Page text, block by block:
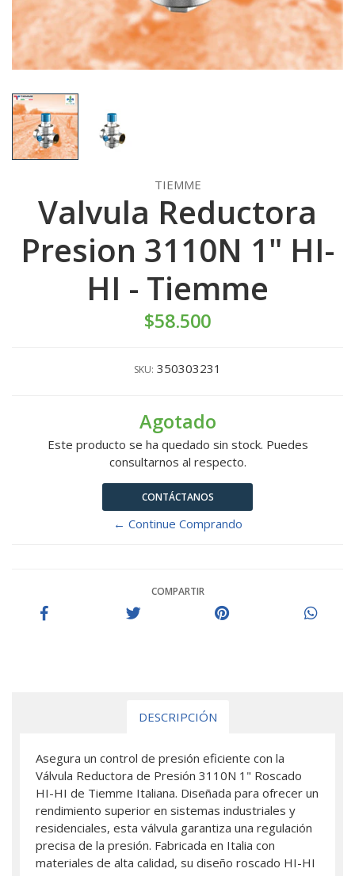
TIEMME
Valvula Reductora
Presion 3110N 1" HI-
HI - Tiemme
$58.500
SKU: 350303231
Agotado
Este producto se ha quedado sin stock. Puedes
consultarnos al respecto.
CONTÁCTANOS
← Continue Comprando
COMPARTIR
DESCRIPCIÓN
Asegura un control de presión eficiente con la
Válvula Reductora de Presión 3110N 1" Roscado
HI-HI de Tiemme Italiana. Diseñada para ofrecer un
rendimiento superior en sistemas industriales y
residenciales, esta válvula garantiza una regulación
precisa de la presión. Fabricada en Italia con
materiales de alta calidad, su diseño roscado HI-HI